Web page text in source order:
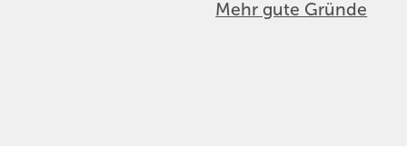
Mehr gute Gründe